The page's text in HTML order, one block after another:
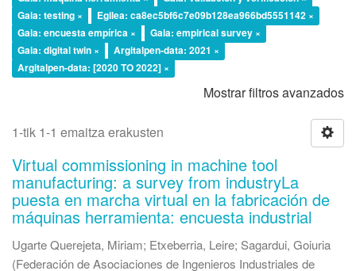
Gaia: testing ×
Egilea: ca8ec5bf6c7e09b128ea966bd5551142 ×
Gaia: encuesta empírica ×
Gaia: empirical survey ×
Gaia: digital twin ×
Argitalpen-data: 2021 ×
Argitalpen-data: [2020 TO 2022] ×
Mostrar filtros avanzados
1-tik 1-1 emaitza erakusten
Virtual commissioning in machine tool
manufacturing: a survey from industryLa
puesta en marcha virtual en la fabricación de
máquinas herramienta: encuesta industrial
Ugarte Querejeta, Miriam; Etxeberria, Leire; Sagardui, Goiuria
(Federación de Asociaciones de Ingenieros Industriales de